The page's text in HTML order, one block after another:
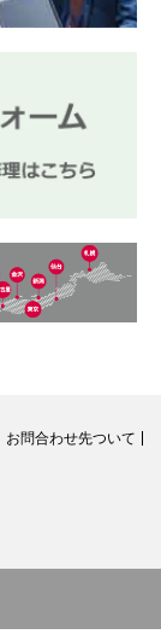
お問合わせ先ついて